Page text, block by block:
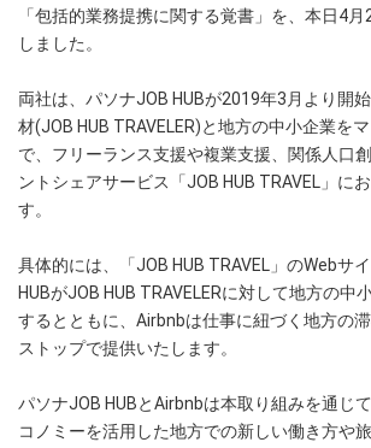
「包括的業務提携に関する覚書」を、本日4
しました。
両社は、パソナJOB HUBが2019年3月より開
材(JOB HUB TRAVELER)と地方の中小企業を
で、フリーランス支援や複業支援、関係人口
ントシェアサービス「JOB HUB TRAVEL」に
す。
具体的には、「JOB HUB TRAVEL」のWebサ
HUBがJOB HUB TRAVELERに対して地方の中
するとともに、Airbnbは仕事に紐づく地方の
ストップで提供いたします。
パソナJOB HUBとAirbnbは本取り組みを通じ
コノミーを活用した地方での新しい働き方や